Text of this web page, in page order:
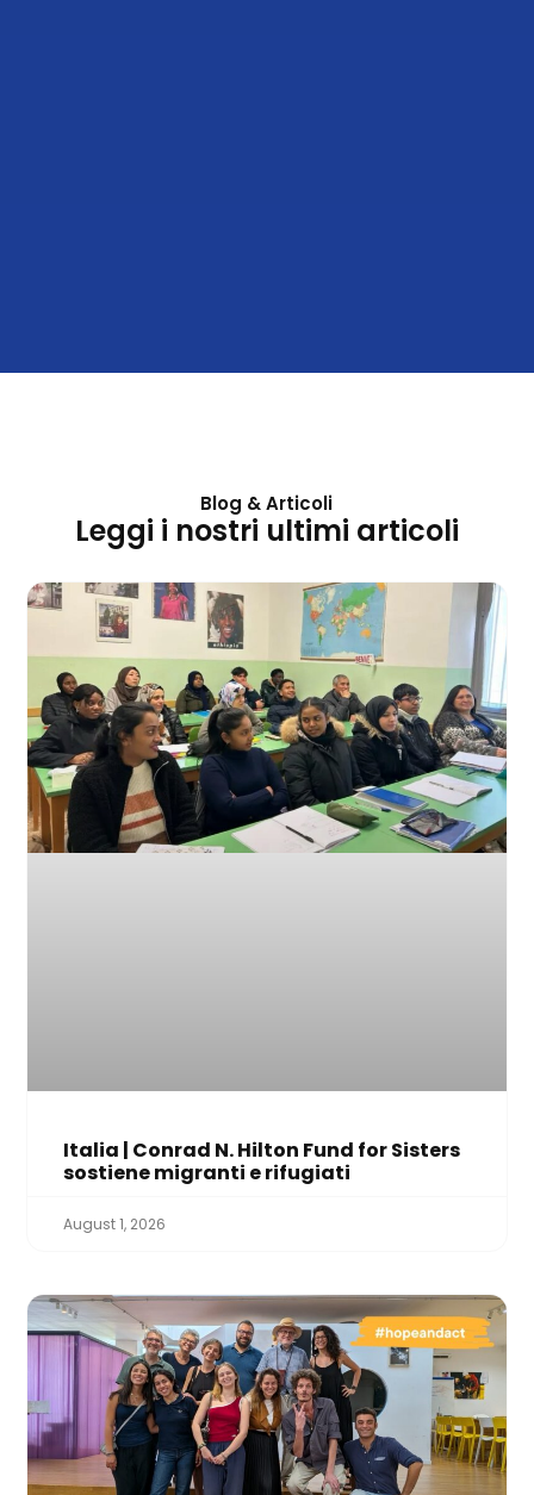
Blog & Articoli
Leggi i nostri ultimi articoli
Italia | Conrad N. Hilton Fund for Sisters
sostiene migranti e rifugiati
August 1, 2026